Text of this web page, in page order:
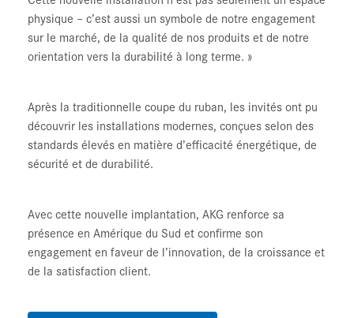
physique – c’est aussi un symbole de notre engagement
sur le marché, de la qualité de nos produits et de notre
orientation vers la durabilité à long terme. »
Après la traditionnelle coupe du ruban, les invités ont pu
découvrir les installations modernes, conçues selon des
standards élevés en matière d’efficacité énergétique, de
sécurité et de durabilité.
Avec cette nouvelle implantation, AKG renforce sa
présence en Amérique du Sud et confirme son
engagement en faveur de l’innovation, de la croissance et
de la satisfaction client.